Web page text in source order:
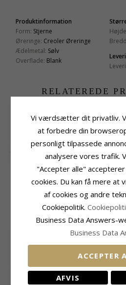
Produktinformation
Form: Stjerne
Øreringe: Creoler Øreringe
Ædelmetal: Sølv
Overflade: Blank
RELATEREDE
19,5 mm Creoler
øreringe i sølv
CHANTI pris 305,-
15 mm bali
CHANTI pris
KUNDER DER HAR
OGSÁ
Vi værdsætter dit privatliv.
at forbedre din
personligt tilpassede
analysere vores trafik.
"Accepter alle"
cookies. Du kan få mere at
af cookies og andre
Cookiepolitik.
Business Data Answers-
Business Data
ACCEPTER
AFVIS